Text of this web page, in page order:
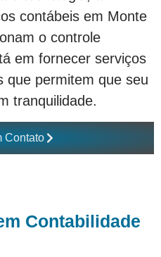
Contabilidade
contábeis em Monte
o controle
em fornecer serviços
que permitem que seu
tranquilidade.
Contato